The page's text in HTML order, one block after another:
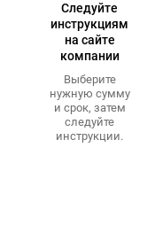
Следуйте
инструкциям
на сайте
компании
Выберите
нужную сумму
и срок, затем
следуйте
инструкции.